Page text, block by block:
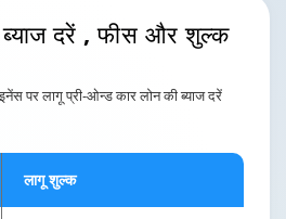
दरें , फीस और शुल्क
पर लागू प्री-ओन्ड कार लोन की ब्याज दरें
लागू शुल्क